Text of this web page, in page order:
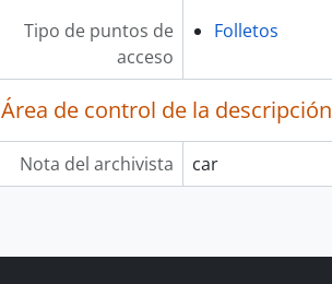
Tipo de puntos de
acceso
Folletos
Área de control de la descripción
Nota del archivista car